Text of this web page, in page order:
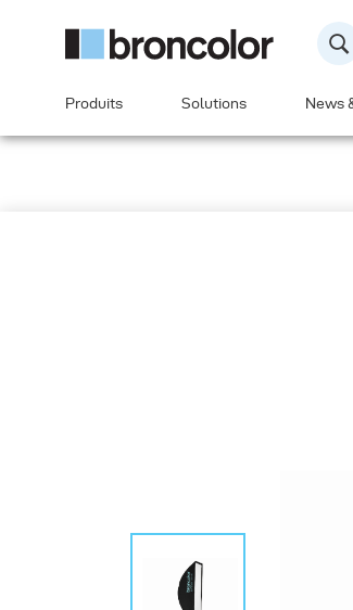
Produits Solutions News